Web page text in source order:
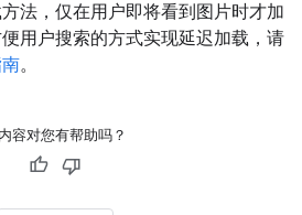
法，仅在用户即将看到图片时才加
用户搜索的方式实现延迟加载，请
。
容对您有帮助吗？